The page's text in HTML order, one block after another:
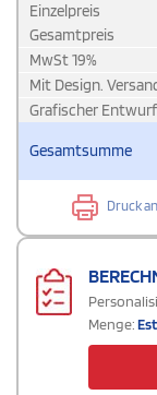
Einzelpreis
Gesamtpreis
MwSt19%
Mit Design.
Grafischer Entwurf
Gesamtsumme
Druck
Menge: